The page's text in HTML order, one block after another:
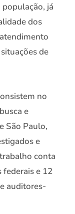
já
dos
de
no
e
São Paulo,
e
conta
federais e 12
auditores-